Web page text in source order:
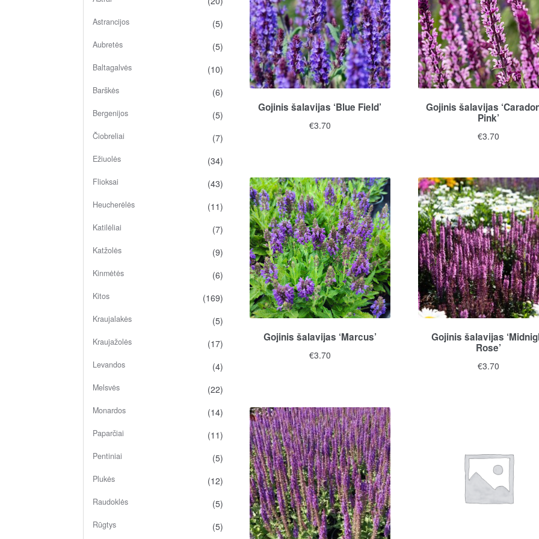
Gojinis šalavijas ‘Blue Field’
€3.70
Gojinis šalavijas
Pink’
€3.70
Gojinis šalavijas ‘Marcus’
€3.70
Gojinis šalavijas
Rose’
€3.70
Astrancijos (5)
Aubretės (5)
Baltagalvės (10)
Barškės (6)
Bergenijos (5)
Čiobreliai (7)
Ežiuolės (34)
Flioksai (43)
Heucherėlės (11)
Katilėliai (7)
Katžolės (9)
Kinmėtės (6)
Kitos (169)
Kraujalakės (5)
Kraujažolės (17)
Levandos (4)
Melsvės (22)
Monardos (14)
Paparčiai (11)
Pentiniai (5)
Plukės (12)
Raudoklės (5)
Rūgtys (5)